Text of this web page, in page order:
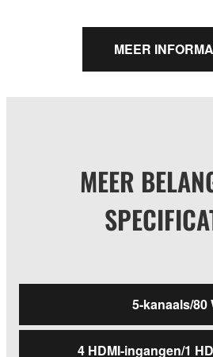
MEER
MEER
5-kanaals/80
4 HDMI-ingangen/1